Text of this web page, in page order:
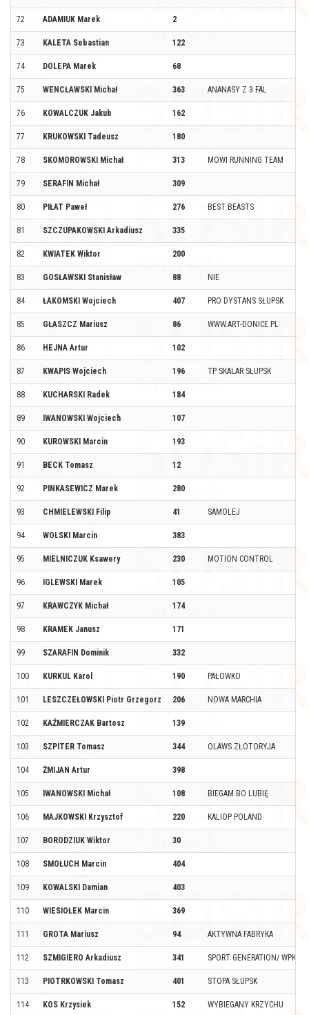
72 ADAMIUK Marek 2
73 KALETA Sebastian 122
74 DOLEPA Marek 68
75 WENCŁAWSKI Michał 363 ANANASY Z 3 FAL
76 KOWALCZUK Jakub 162
77 KRUKOWSKI Tadeusz 180
78 SKOMOROWSKI Michał 313 MOWI RUNNING TEAM
79 SERAFIN Michał 309
80 PIŁAT Paweł 276 BEST BEASTS
81 SZCZUPAKOWSKI Arkadiusz 335
82 KWIATEK Wiktor 200
83 GOSŁAWSKI Stanisław 88 NIE
84 ŁAKOMSKI Wojciech 407 PRO DYSTANS SŁUPSK
85 GŁASZCZ Mariusz 86 WWW.ART-DONICE.PL
86 HEJNA Artur 102
87 KWAPIS Wojciech 196 TP SKALAR SŁUPSK
88 KUCHARSKI Radek 184
89 IWANOWSKI Wojciech 107
90 KUROWSKI Marcin 193
91 BECK Tomasz 12
92 PINKASEWICZ Marek 280
93 CHMIELEWSKI Filip 41 SAMOLEJ
94 WOLSKI Marcin 383
95 MIELNICZUK Ksawery 230 MOTION CONTROL
96 IGLEWSKI Marek 105
97 KRAWCZYK Michał 174
98 KRAMEK Janusz 171
99 SZARAFIN Dominik 332
100 KURKUL Karol 190 PAŁOWKO
101 LESZCZEŁOWSKI Piotr Grzegorz 206 NOWA MARCHIA
102 KAŹMIERCZAK Bartosz 139
103 SZPITER Tomasz 344 OLAWS ZŁOTORYJA
104 ŻMIJAN Artur 398
105 IWANOWSKI Michał 108 BIEGAM BO LUBIĘ
106 MAJKOWSKI Krzysztof 220 KALIOP POLAND
107 BORODZIUK Wiktor 30
108 SMOŁUCH Marcin 404
109 KOWALSKI Damian 403
110 WIESIOŁEK Marcin 369
111 GROTA Mariusz 94 AKTYWNA FABRYKA
112 SZMIGIERO Arkadiusz 341 SPORT GENERATION/ WPK
113 PIOTRKOWSKI Tomasz 401 STOPA SŁUPSK
114 KOS Krzysiek 152 WYBIEGANY KRZYCHU